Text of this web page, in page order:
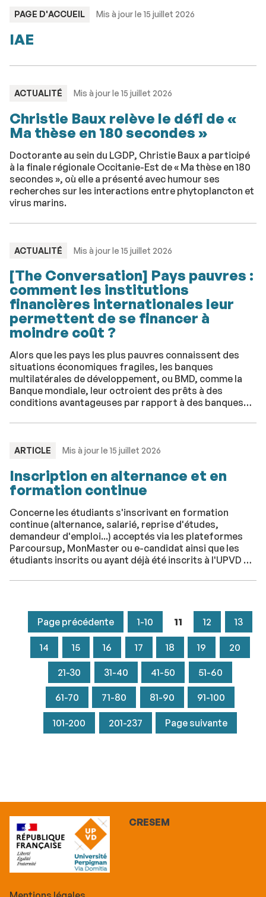
TYPE
PAGE D'ACCUEIL Mis à jour le 15 juillet 2026
IAE
TYPE
ACTUALITÉ Mis à jour le 15 juillet 2026
Christie Baux relève le défi de «
Ma thèse en 180 secondes »
Doctorante au sein du LGDP, Christie Baux a participé
à la finale régionale Occitanie-Est de « Ma thèse en 180
secondes », où elle a présenté avec humour ses
recherches sur les interactions entre phytoplancton et
virus marins.
TYPE
ACTUALITÉ Mis à jour le 15 juillet 2026
[The Conversation] Pays pauvres :
comment les institutions
financières internationales leur
permettent de se financer à
moindre coût ?
Alors que les pays les plus pauvres connaissent des
situations économiques fragiles, les banques
multilatérales de développement, ou BMD, comme la
Banque mondiale, leur octroient des prêts à des
conditions avantageuses par rapport à des banques
secret pour éviter des pertes sur ces opérations ? La
privilégié ou preferred creditor status.
TYPE
ARTICLE Mis à jour le 15 juillet 2026
Inscription en alternance et en
formation continue
Concerne les étudiants s'inscrivant en formation
continue (alternance, salarié, reprise d'études,
demandeur d'emploi...) acceptés via les plateformes
Parcoursup, MonMaster ou e-candidat ainsi que les
étudiants inscrits ou ayant déjà été inscrits à l'UPVD et
Page précédente 1-10 11 12 13
14 15 16 17 18 19 20
21-30 31-40 41-50 51-60
61-70 71-80 81-90 91-100
101-200 201-237 Page suivante
CRESEM